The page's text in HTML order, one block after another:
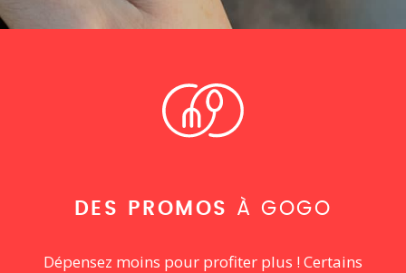
DES PROMOS À GOGO
Dépensez moins pour profiter plus ! Certains